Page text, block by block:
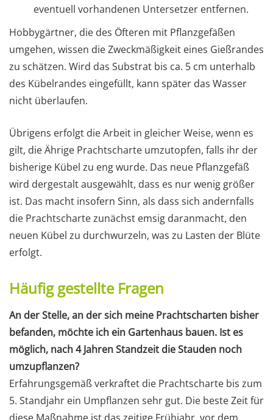
eventuell vorhandenen Untersetzer entfernen.
Hobbygärtner, die des Öfteren mit Pflanzgefäßen
umgehen, wissen die Zweckmäßigkeit eines Gießrandes
zu schätzen. Wird das Substrat bis ca. 5 cm unterhalb
des Kübelrandes eingefüllt, kann später das Wasser
nicht überlaufen.
Übrigens erfolgt die Arbeit in gleicher Weise, wenn es
gilt, die Ährige Prachtscharte umzutopfen, falls ihr der
bisherige Kübel zu eng wurde. Das neue Pflanzgefäß
wird dergestalt ausgewählt, dass es nur wenig größer
ist. Das macht insofern Sinn, als dass sich andernfalls
die Prachtscharte zunächst emsig daranmacht, den
neuen Kübel zu durchwurzeln, was zu Lasten der Blüte
erfolgt.
Häufig gestellte Fragen
An der Stelle, an der sich meine Prachtscharten bisher
befanden, möchte ich ein Gartenhaus bauen. Ist es
möglich, nach 4 Jahren Standzeit die Stauden noch
umzupflanzen?
Erfahrungsgemäß verkraftet die Prachtscharte bis zum
5. Standjahr ein Umpflanzen sehr gut. Die beste Zeit für